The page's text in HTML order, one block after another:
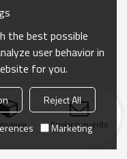
Enviar inquérito
the best possible
user behavior in
for you.
Reject All
Marketing